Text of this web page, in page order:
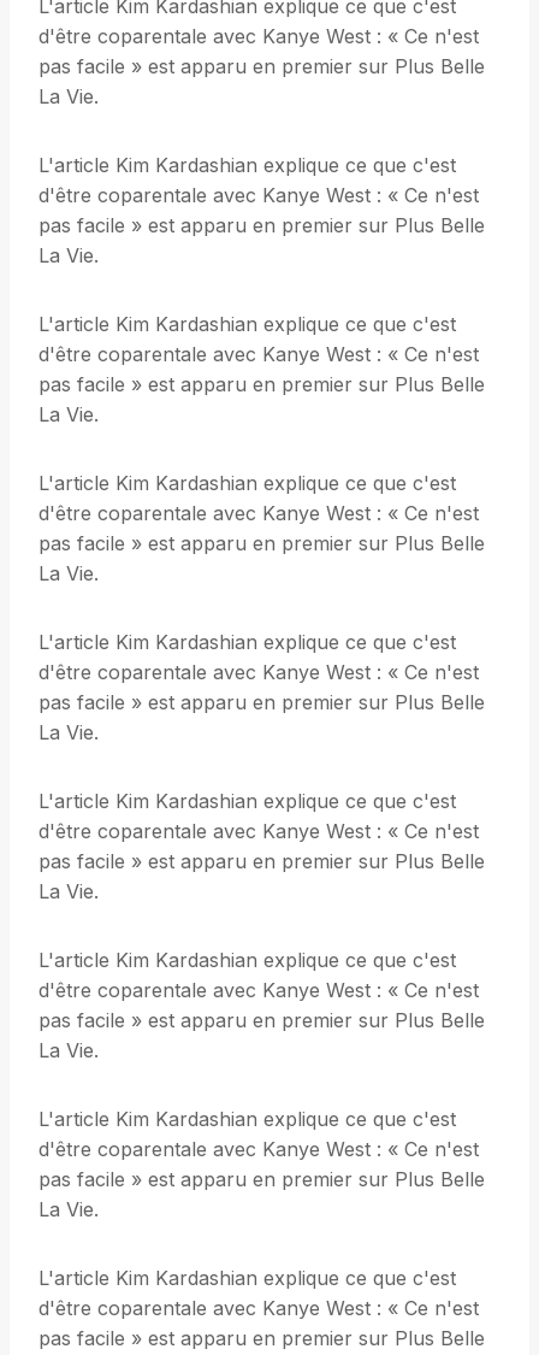
L'article Kim Kardashian explique ce que c'est
d'être coparentale avec Kanye West : « Ce n'est
pas facile » est apparu en premier sur Plus Belle
La Vie.
L'article Kim Kardashian explique ce que c'est
d'être coparentale avec Kanye West : « Ce n'est
pas facile » est apparu en premier sur Plus Belle
La Vie.
L'article Kim Kardashian explique ce que c'est
d'être coparentale avec Kanye West : « Ce n'est
pas facile » est apparu en premier sur Plus Belle
La Vie.
L'article Kim Kardashian explique ce que c'est
d'être coparentale avec Kanye West : « Ce n'est
pas facile » est apparu en premier sur Plus Belle
La Vie.
L'article Kim Kardashian explique ce que c'est
d'être coparentale avec Kanye West : « Ce n'est
pas facile » est apparu en premier sur Plus Belle
La Vie.
L'article Kim Kardashian explique ce que c'est
d'être coparentale avec Kanye West : « Ce n'est
pas facile » est apparu en premier sur Plus Belle
La Vie.
L'article Kim Kardashian explique ce que c'est
d'être coparentale avec Kanye West : « Ce n'est
pas facile » est apparu en premier sur Plus Belle
La Vie.
L'article Kim Kardashian explique ce que c'est
d'être coparentale avec Kanye West : « Ce n'est
pas facile » est apparu en premier sur Plus Belle
La Vie.
L'article Kim Kardashian explique ce que c'est
d'être coparentale avec Kanye West : « Ce n'est
pas facile » est apparu en premier sur Plus Belle